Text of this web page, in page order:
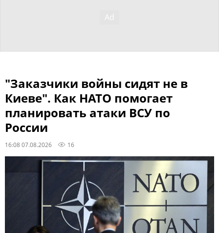
"Заказчики войны сидят не в
Киеве". Как НАТО помогает
планировать атаки ВСУ по
России
16:08 07.08.2026 16